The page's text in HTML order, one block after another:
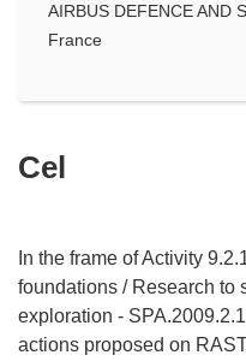
AIRBUS DEFENCE AND
France
Cel
In the frame of Activity
foundations / Research to
exploration -
actions proposed on